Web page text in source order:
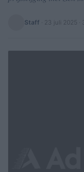
Staff 23 juli 2025